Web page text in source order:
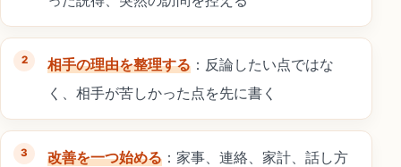
相手の理由を整理する ：反論したい点ではな
く、相手が苦しかった点を先に書く
改善を一つ始める ：家事、連絡、家計、話し方